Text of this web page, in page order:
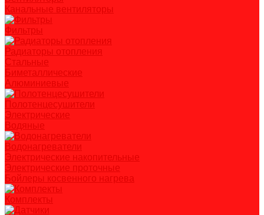
Канальные вентиляторы
Фильтры
Радиаторы отопления
Стальные
Биметаллические
Алюминиевые
Полотенцесушители
Электрические
Водяные
Водонагреватели
Электрические накопительные
Электрические проточные
Бойлеры косвенного нагрева
Комплекты